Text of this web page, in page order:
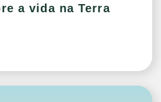
a vida na Terra